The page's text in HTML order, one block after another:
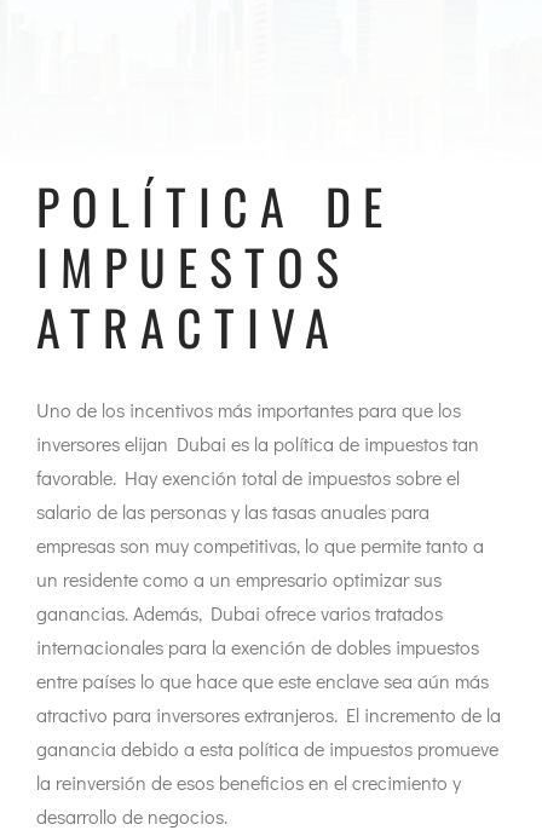
POLÍTICA DE
IMPUESTOS
ATRACTIVA
Uno de los incentivos más importantes para que los
inversores elijan Dubai es la política de impuestos tan
favorable. Hay exención total de impuestos sobre el
salario de las personas y las tasas anuales para
empresas son muy competitivas, lo que permite tanto a
un residente como a un empresario optimizar sus
ganancias. Además, Dubai ofrece varios tratados
internacionales para la exención de dobles impuestos
entre países lo que hace que este enclave sea aún más
atractivo para inversores extranjeros. El incremento de la
ganancia debido a esta política de impuestos promueve
la reinversión de esos beneficios en el crecimiento y
desarrollo de negocios.